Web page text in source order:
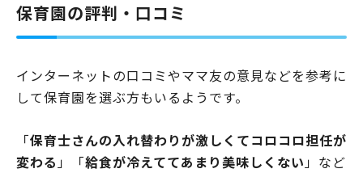
ては、明確な規定はないため、保育園や幼稚園、託児所など施設の形態
によって金額に違いがあります。地域によって差があ…
保育園の評判・口コミ
インターネットの口コミやママ友の意見などを参考に
して保育園を選ぶ方もいるようです。
「保育士さんの入れ替わりが激しくてコロコロ担任が
変わる」「給食が冷えててあまり美味しくない」など